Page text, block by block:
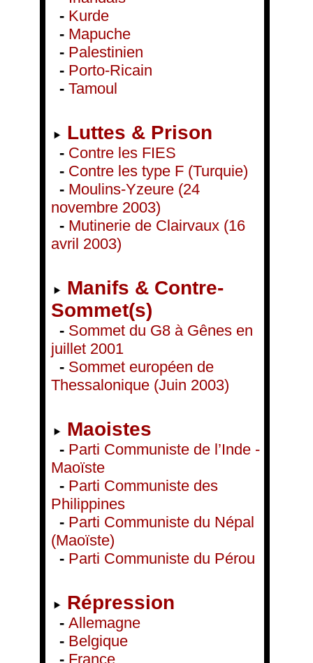
- Kurde
- Mapuche
- Palestinien
- Porto-Ricain
- Tamoul
Luttes & Prison
- Contre les FIES
- Contre les type F (Turquie)
- Moulins-Yzeure (24
novembre 2003)
- Mutinerie de Clairvaux (16
avril 2003)
Manifs & Contre-
Sommet(s)
- Sommet du G8 à Gênes en
juillet 2001
- Sommet européen de
Thessalonique (Juin 2003)
Maoistes
- Parti Communiste de l’Inde -
Maoïste
- Parti Communiste des
Philippines
- Parti Communiste du Népal
(Maoïste)
- Parti Communiste du Pérou
Répression
- Allemagne
- Belgique
- France